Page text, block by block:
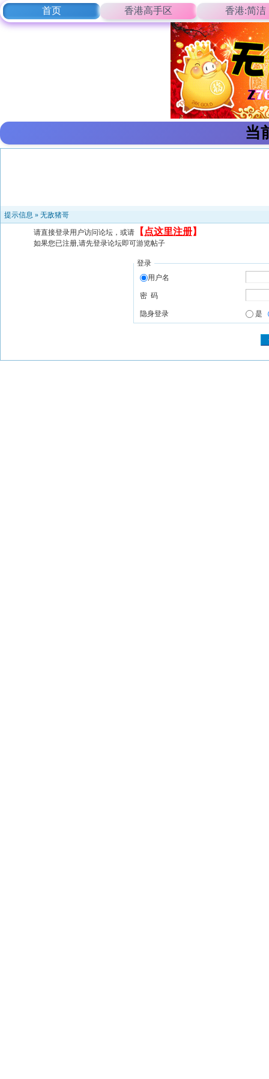
首页 香港高手区 香港:简洁
当
提示信息 » 无敌猪哥
请直接登录用户访问论坛，或请 【 点这里注册】
如果您已注册,请先登录论坛即可游览帖子
登录
用户名
密 码
隐身登录 是